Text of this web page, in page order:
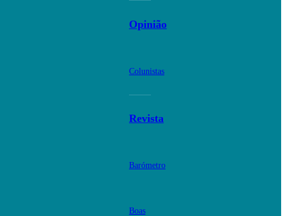
Opinião
Colunistas
Revista
Barómetro
Boas